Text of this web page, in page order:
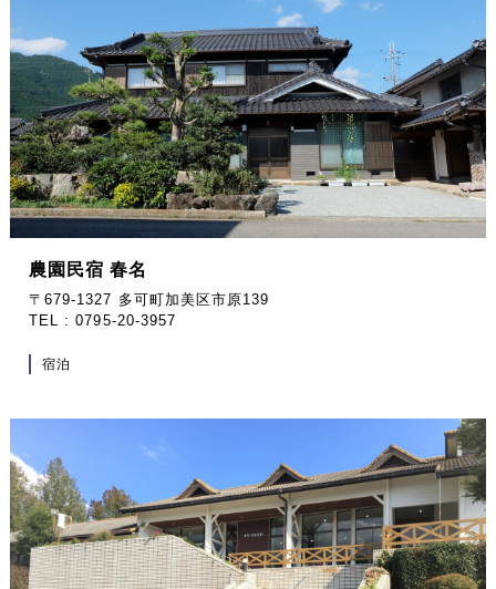
農園民宿 春名
〒679-1327 多可町加美区市原139
TEL : 0795-20-3957
宿泊